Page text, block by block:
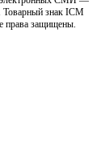
Товарный знак ICM
права защищены.